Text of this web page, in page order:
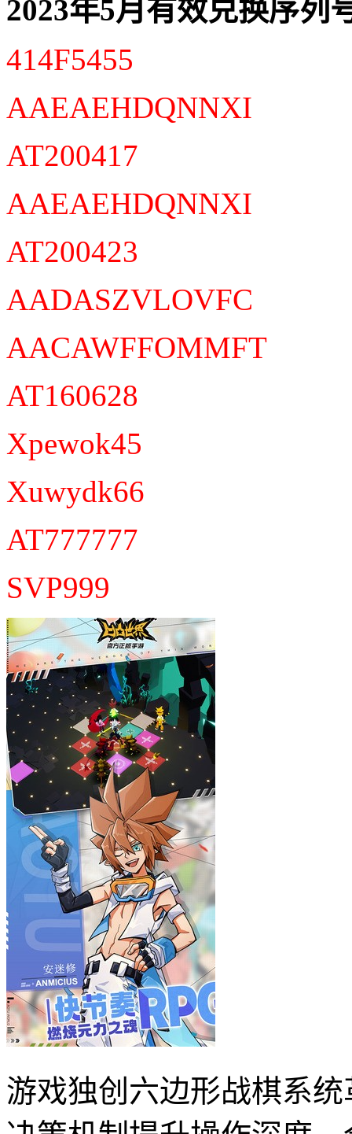
2023年5月有效兑换序列
414F5455
AAEAEHDQNNXI
AT200417
AAEAEHDQNNXI
AT200423
AADASZVLOVFC
AACAWFFOMMFT
AT160628
Xpewok45
Xuwydk66
AT777777
SVP999
游戏独创六边形战棋系